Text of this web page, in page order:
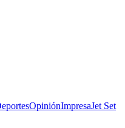
OpiniónImpresaJet Set